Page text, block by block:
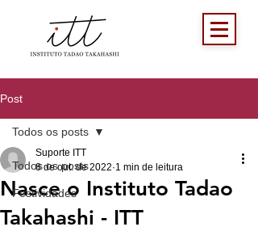
Post
Todos os posts
Festividades
Todos os posts
Nasce o Instituto Tadao
Takahashi - ITT
Suporte ITT
8 de out. de 2022 1 min de leitura